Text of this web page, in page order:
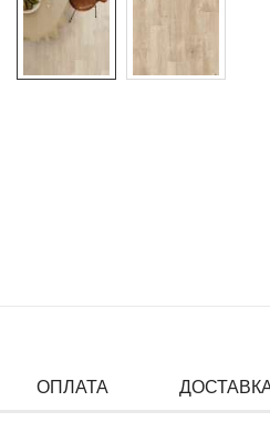
ОПЛАТА